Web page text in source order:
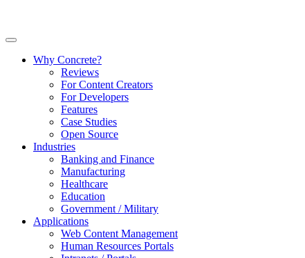
Why Concrete?
Reviews
For Content Creators
For Developers
Features
Case Studies
Open Source
Industries
Banking and Finance
Manufacturing
Healthcare
Education
Government / Military
Applications
Web Content Management
Human Resources Portals